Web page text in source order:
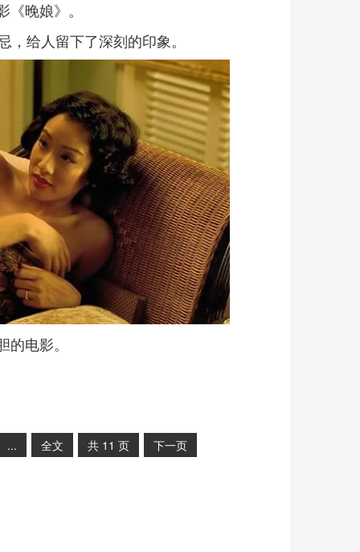
晚娘》。
给人留下了深刻的印象。
电影。
... 全文 共 11 页 下一页